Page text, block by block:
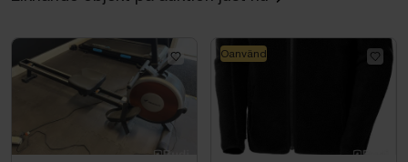
Kastvikt: 30-110 g.
Längd fot: 8’4”
Orginalförpackning medföljer ej.
Oanvänd